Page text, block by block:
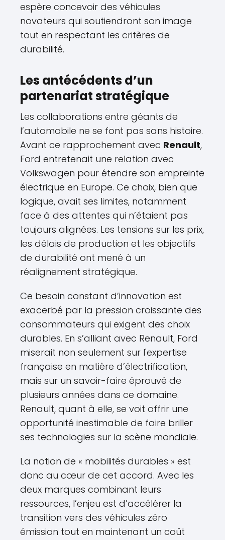
espère concevoir des véhicules
novateurs qui soutiendront son image
tout en respectant les critères de
durabilité.
Les antécédents d’un
partenariat stratégique
Les collaborations entre géants de
l’automobile ne se font pas sans histoire.
Avant ce rapprochement avec Renault,
Ford entretenait une relation avec
Volkswagen pour étendre son empreinte
électrique en Europe. Ce choix, bien que
logique, avait ses limites, notamment
face à des attentes qui n’étaient pas
toujours alignées. Les tensions sur les prix,
les délais de production et les objectifs
de durabilité ont mené à un
réalignement stratégique.
Ce besoin constant d’innovation est
exacerbé par la pression croissante des
consommateurs qui exigent des choix
durables. En s’alliant avec Renault, Ford
miserait non seulement sur l'expertise
française en matière d’électrification,
mais sur un savoir-faire éprouvé de
plusieurs années dans ce domaine.
Renault, quant à elle, se voit offrir une
opportunité inestimable de faire briller
ses technologies sur la scène mondiale.
La notion de « mobilités durables » est
donc au cœur de cet accord. Avec les
deux marques combinant leurs
ressources, l’enjeu est d’accélérer la
transition vers des véhicules zéro
émission tout en maintenant un coût